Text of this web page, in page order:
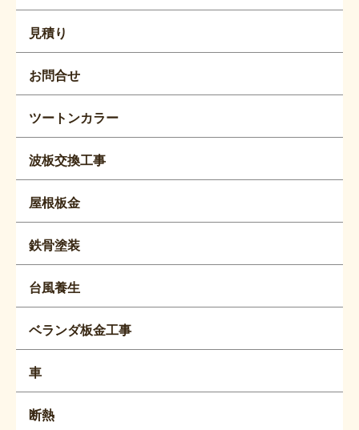
見積り
お問合せ
ツートンカラー
波板交換工事
屋根板金
鉄骨塗装
台風養生
ベランダ板金工事
車
断熱